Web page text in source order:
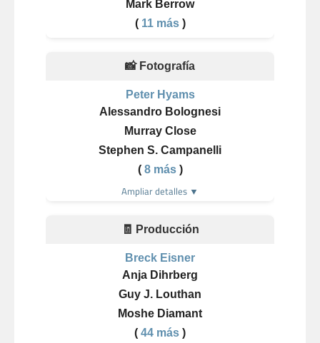
Mark Berrow
( 11 más)
📸 Fotografía
Peter Hyams
Alessandro Bolognesi
Murray Close
Stephen S. Campanelli
( 8 más)
Ampliar detalles ▼
🧾 Producción
Breck Eisner
Anja Dihrberg
Guy J. Louthan
Moshe Diamant
( 44 más )